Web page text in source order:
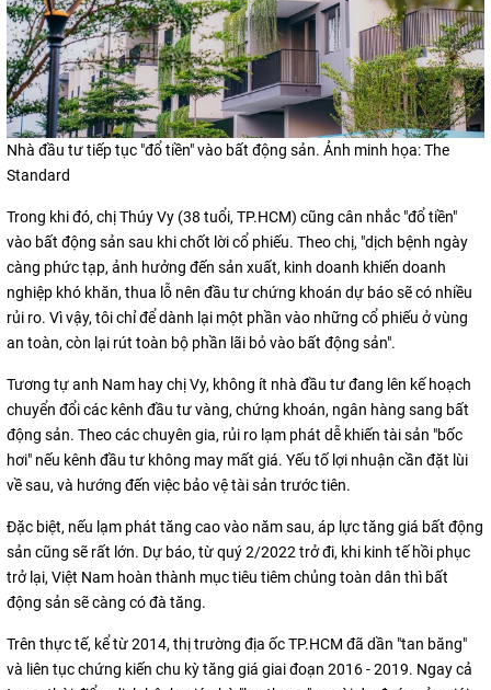
Nhà đầu tư tiếp tục "đổ tiền" vào bất động sản. Ảnh minh họa: The
Standard
Trong khi đó, chị Thúy Vy (38 tuổi, TP.HCM) cũng cân nhắc "đổ tiền"
vào bất động sản sau khi chốt lời cổ phiếu. Theo chị, "dịch bệnh ngày
càng phức tạp, ảnh hưởng đến sản xuất, kinh doanh khiến doanh
nghiệp khó khăn, thua lỗ nên đầu tư chứng khoán dự báo sẽ có nhiều
rủi ro. Vì vậy, tôi chỉ để dành lại một phần vào những cổ phiếu ở vùng
an toàn, còn lại rút toàn bộ phần lãi bỏ vào bất động sản".
Tương tự anh Nam hay chị Vy, không ít nhà đầu tư đang lên kế hoạch
chuyển đổi các kênh đầu tư vàng, chứng khoán, ngân hàng sang bất
động sản. Theo các chuyên gia, rủi ro lạm phát dễ khiến tài sản "bốc
hơi" nếu kênh đầu tư không may mất giá. Yếu tố lợi nhuận cần đặt lùi
về sau, và hướng đến việc bảo vệ tài sản trước tiên.
Đặc biệt, nếu lạm phát tăng cao vào năm sau, áp lực tăng giá bất động
sản cũng sẽ rất lớn. Dự báo, từ quý 2/2022 trở đi, khi kinh tế hồi phục
trở lại, Việt Nam hoàn thành mục tiêu tiêm chủng toàn dân thì bất
động sản sẽ càng có đà tăng.
Trên thực tế, kể từ 2014, thị trường địa ốc TP.HCM đã dần "tan băng"
và liên tục chứng kiến chu kỳ tăng giá giai đoạn 2016 - 2019. Ngay cả